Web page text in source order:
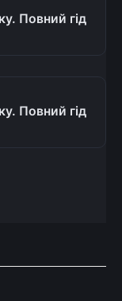
Повний гід
Повний гід